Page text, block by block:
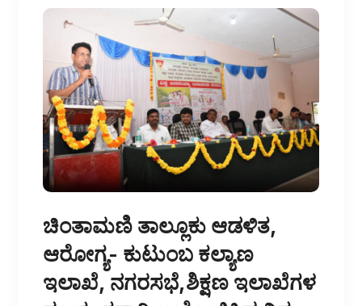
ಚಿಂತಾಮಣಿ ತಾಲ್ಲೂಕು ಆಡಳಿತ,
ಆರೋಗ್ಯ- ಕುಟುಂಬ ಕಲ್ಯಾಣ
ಇಲಾಖೆ, ನಗರಸಭೆ,ಶಿಕ್ಷಣ ಇಲಾಖೆಗಳ